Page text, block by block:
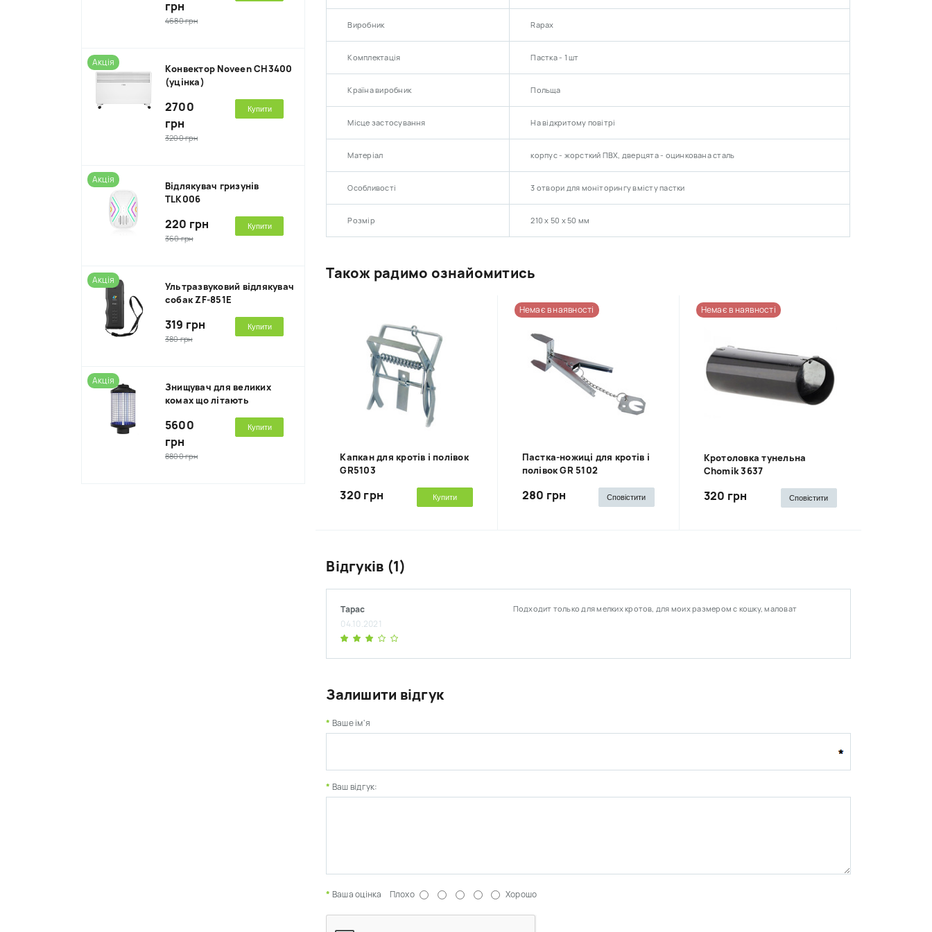
грн
4680 грн
Акція
Kонвектор Noveen CH3400
(уцінка)
2700
грн
3200 грн
Купити
Акція
Відлякувач гризунів
TLK006
220 грн
360 грн
Купити
Акція
Ультразвуковий відлякувач
собак ZF-851E
319 грн
380 грн
Купити
Акція
Знищувач для великих
комах що літають
5600
грн
8800 грн
Купити
Виробник Rapax
Комплектація Пастка - 1 шт
Країна виробник Польща
Місце застосування На відкритому повітрі
Матеріал корпус - жорсткий ПВХ, дверцята - оцинкована сталь
Особливості 3 отвори для моніторингу вмісту пастки
Розмір 210 х 50 х 50 мм
Також радимо ознайомитись
Капкан для кротів і полівок
GR5103
320 грн Купити
Немає в наявності
Пастка-ножиці для кротів і
полівок GR 5102
280 грн Сповістити
Немає в наявності
Кротоловка тунельна
Chomik 3637
320 грн Сповістити
Відгуків (1)
Тарас
04.10.2021
Подходит только для мелких кротов, для моих размером с кошку, маловат
Залишити відгук
Ваше ім'я
Ваш відгук:
Ваша оцінка Плохо Хорошо